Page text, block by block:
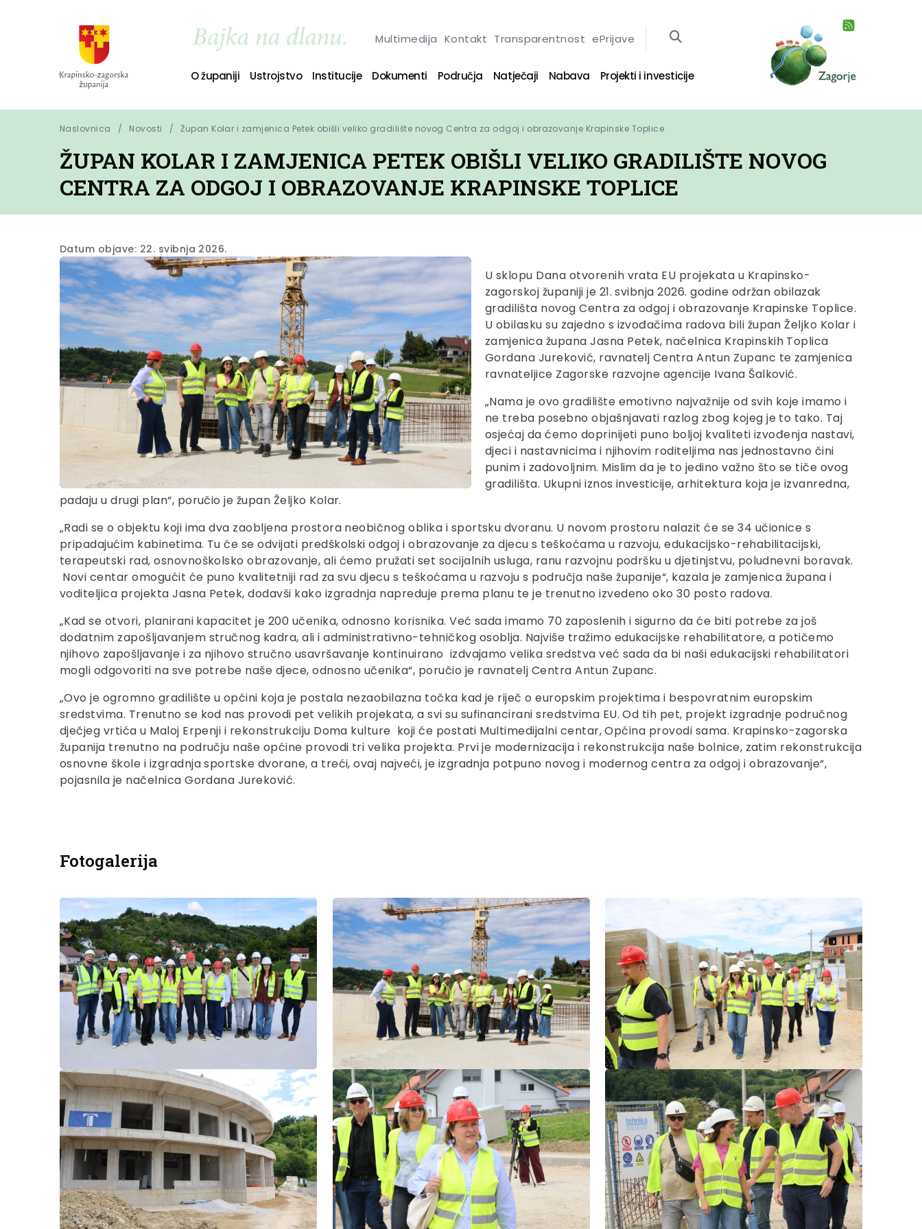
Multimedija Kontakt Transparentnost ePrijave
O županiji Ustrojstvo Institucije Dokumenti Područja Natječaji Nabava Projekti i investicije
Naslovnica Novosti Župan Kolar i zamjenica Petek obišli veliko gradilište novog Centra za odgoj i obrazovanje Krapinske Toplice
ŽUPAN KOLAR I ZAMJENICA PETEK OBIŠLI VELIKO GRADILIŠTE NOVOG
CENTRA ZA ODGOJ I OBRAZOVANJE KRAPINSKE TOPLICE
Datum objave: 22. svibnja 2026.
U sklopu Dana otvorenih vrata EU projekata u Krapinsko-
zagorskoj županiji je 21. svibnja 2026. godine održan obilazak
gradilišta novog Centra za odgoj i obrazovanje Krapinske Toplice.
U obilasku su zajedno s izvođačima radova bili župan Željko Kolar i
zamjenica župana Jasna Petek, načelnica Krapinskih Toplica
Gordana Jureković, ravnatelj Centra Antun Zupanc te zamjenica
ravnateljice Zagorske razvojne agencije Ivana Šalković.
„Nama je ovo gradilište emotivno najvažnije od svih koje imamo i
ne treba posebno objašnjavati razlog zbog kojeg je to tako. Taj
osjećaj da ćemo doprinijeti puno boljoj kvaliteti izvođenja nastavi,
djeci i nastavnicima i njihovim roditeljima nas jednostavno čini
punim i zadovoljnim. Mislim da je to jedino važno što se tiče ovog
gradilišta. Ukupni iznos investicije, arhitektura koja je izvanredna,
padaju u drugi plan“, poručio je župan Željko Kolar.
„Radi se o objektu koji ima dva zaobljena prostora neobičnog oblika i sportsku dvoranu. U novom prostoru nalazit će se 34 učionice s
pripadajućim kabinetima. Tu će se odvijati predškolski odgoj i obrazovanje za djecu s teškoćama u razvoju, edukacijsko-rehabilitacijski,
terapeutski rad, osnovnoškolsko obrazovanje, ali ćemo pružati set socijalnih usluga, ranu razvojnu podršku u djetinjstvu, poludnevni boravak.
Novi centar omogućit će puno kvalitetniji rad za svu djecu s teškoćama u razvoju s područja naše županije“, kazala je zamjenica župana i
voditeljica projekta Jasna Petek, dodavši kako izgradnja napreduje prema planu te je trenutno izvedeno oko 30 posto radova.
„Kad se otvori, planirani kapacitet je 200 učenika, odnosno korisnika. Već sada imamo 70 zaposlenih i sigurno da će biti potrebe za još
dodatnim zapošljavanjem stručnog kadra, ali i administrativno-tehničkog osoblja. Najviše tražimo edukacijske rehabilitatore, a potičemo
njihovo zapošljavanje i za njihovo stručno usavršavanje kontinuirano izdvajamo velika sredstva već sada da bi naši edukacijski rehabilitatori
mogli odgovoriti na sve potrebe naše djece, odnosno učenika“, poručio je ravnatelj Centra Antun Zupanc.
„Ovo je ogromno gradilište u općini koja je postala nezaobilazna točka kad je riječ o europskim projektima i bespovratnim europskim
sredstvima. Trenutno se kod nas provodi pet velikih projekata, a svi su sufinancirani sredstvima EU. Od tih pet, projekt izgradnje područnog
dječjeg vrtića u Maloj Erpenji i rekonstrukciju Doma kulture koji će postati Multimedijalni centar, Općina provodi sama. Krapinsko-zagorska
županija trenutno na području naše općine provodi tri velika projekta. Prvi je modernizacija i rekonstrukcija naše bolnice, zatim rekonstrukcija
osnovne škole i izgradnja sportske dvorane, a treći, ovaj najveći, je izgradnja potpuno novog i modernog centra za odgoj i obrazovanje“,
pojasnila je načelnica Gordana Jureković.
Fotogalerija